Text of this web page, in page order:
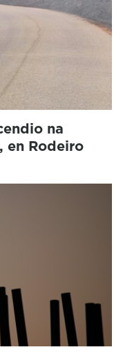
na
en Rodeiro